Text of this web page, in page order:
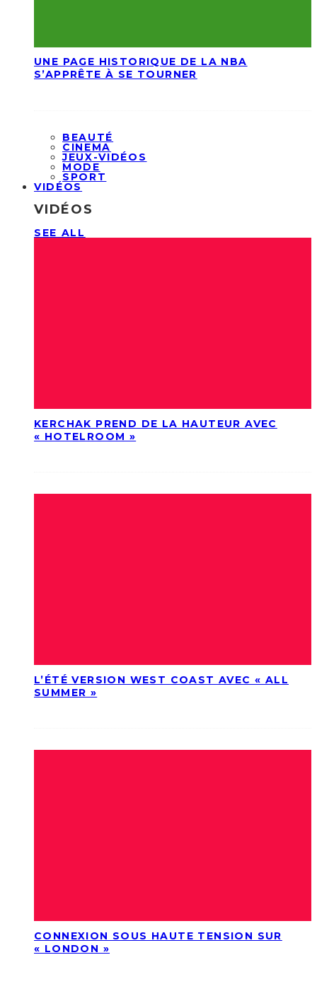
UNE PAGE HISTORIQUE DE LA NBA
S’APPRÊTE À SE TOURNER
BEAUTÉ
CINEMA
JEUX-VIDÉOS
MODE
SPORT
VIDÉOS
VIDÉOS
SEE ALL
KERCHAK PREND DE LA HAUTEUR AVEC
« HOTELROOM »
L’ÉTÉ VERSION WEST COAST AVEC « ALL
SUMMER »
CONNEXION SOUS HAUTE TENSION SUR
« LONDON »